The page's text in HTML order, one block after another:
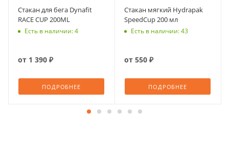
Стакан для бега Dynafit
RACE CUP 200ML
Есть в наличии: 4
от 1 390 ₽
ПОДРОБНЕЕ
Стакан мягкий Hydrapak
SpeedCup 200 мл
Есть в наличии: 43
от 550 ₽
ПОДРОБНЕЕ